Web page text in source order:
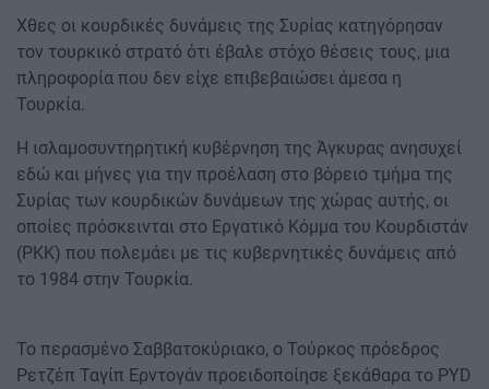
Χθες οι κουρδικές δυνάμεις της Συρίας κατηγόρησαν
τον τουρκικό στρατό ότι έβαλε στόχο θέσεις τους, μια
πληροφορία που δεν είχε επιβεβαιώσει άμεσα η
Τουρκία.
Η ισλαμοσυντηρητική κυβέρνηση της Άγκυρας ανησυχεί
εδώ και μήνες για την προέλαση στο βόρειο τμήμα της
Συρίας των κουρδικών δυνάμεων της χώρας αυτής, οι
οποίες πρόσκεινται στο Εργατικό Κόμμα του Κουρδιστάν
(PKK) που πολεμάει με τις κυβερνητικές δυνάμεις από
το 1984 στην Τουρκία.
Το περασμένο Σαββατοκύριακο, ο Τούρκος πρόεδρος
Ρετζέπ Ταγίπ Ερντογάν προειδοποίησε ξεκάθαρα το PYD